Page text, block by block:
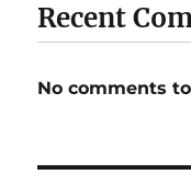
Recent
No comments